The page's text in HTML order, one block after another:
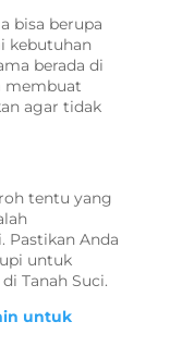
bisa berupa
kebutuhan
berada di
membuat
agar tidak
tentu yang
Pastikan Anda
untuk
Tanah Suci.
untuk